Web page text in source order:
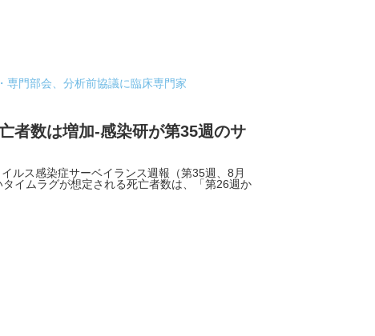
専門部会、分析前協議に臨床専門家
者数は増加-感染研が第35週のサ
ルス感染症サーベイランス週報（第35週、8月
イムラグが想定される死亡者数は、「第26週か